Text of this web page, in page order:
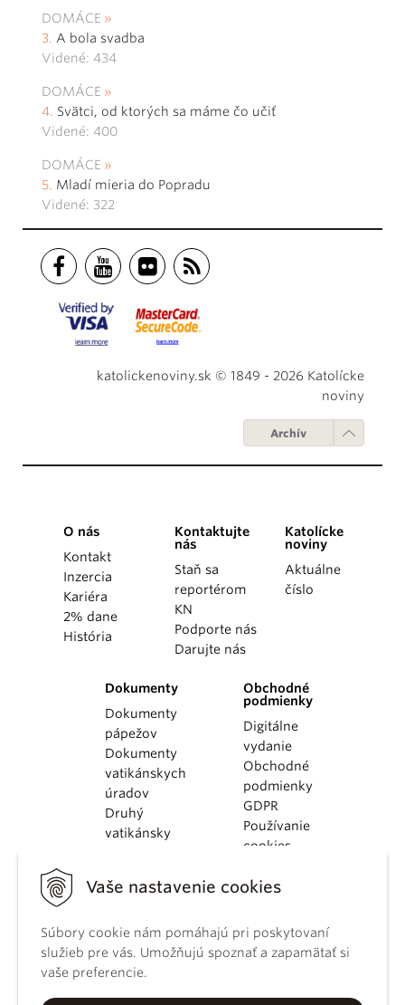
Vaše nastavenie cookies
Súbory cookie nám pomáhajú pri poskytovaní
služieb pre vás. Umožňujú spoznať a zapamätať si
vaše preferencie.
DOMÁCE
A bola svadba
Videné: 434
DOMÁCE
Svätci, od ktorých sa máme čo učiť
Videné: 400
DOMÁCE
Mladí mieria do Popradu
Videné: 322
katolickenoviny.sk © 1849 - 2026 Katolícke
noviny
Archív
O nás
Kontakt
Inzercia
Kariéra
2% dane
História
Kontaktujte
nás
Staň sa
reportérom
KN
Podporte nás
Darujte nás
Katolícke
noviny
Aktuálne
číslo
Dokumenty
Dokumenty
pápežov
Dokumenty
vatikánskych
úradov
Druhý
vatikánsky
KBS
kánonického
práva
Katechizmus
Obchodné
podmienky
Digitálne
vydanie
Obchodné
podmienky
GDPR
Používanie
cookies